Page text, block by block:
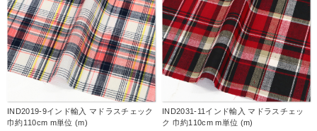
IND2019-9インド輸入 マドラスチェック
巾約110cm m単位 (m)
IND2031-11インド輸入 マドラスチェッ
ク 巾約110cm m単位 (m)